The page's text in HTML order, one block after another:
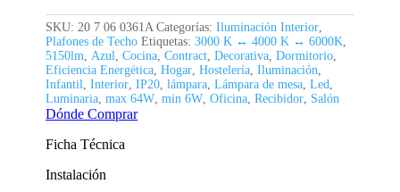
SKU: 20 7 06 0361A Categorías:Iluminación Interior
Plafones de Techo Etiquetas:3000 K ↔ 4000 K ↔ 6000K
5150lm
Azul ,Cocina ,Contract ,Decorativa ,Dormitorio
Eficiencia Energética ,Hogar ,Hostelería ,Iluminación
Infantil
,Interior ,IP20 ,lámpara ,Lámpara de mesa ,Led
Luminaria ,max 64W ,min 6W ,Oficina ,Recibidor Salón
Dónde Comprar
Ficha Técnica
Instalación